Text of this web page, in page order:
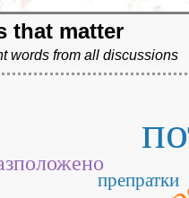
that matter
words from all discussions
препратки